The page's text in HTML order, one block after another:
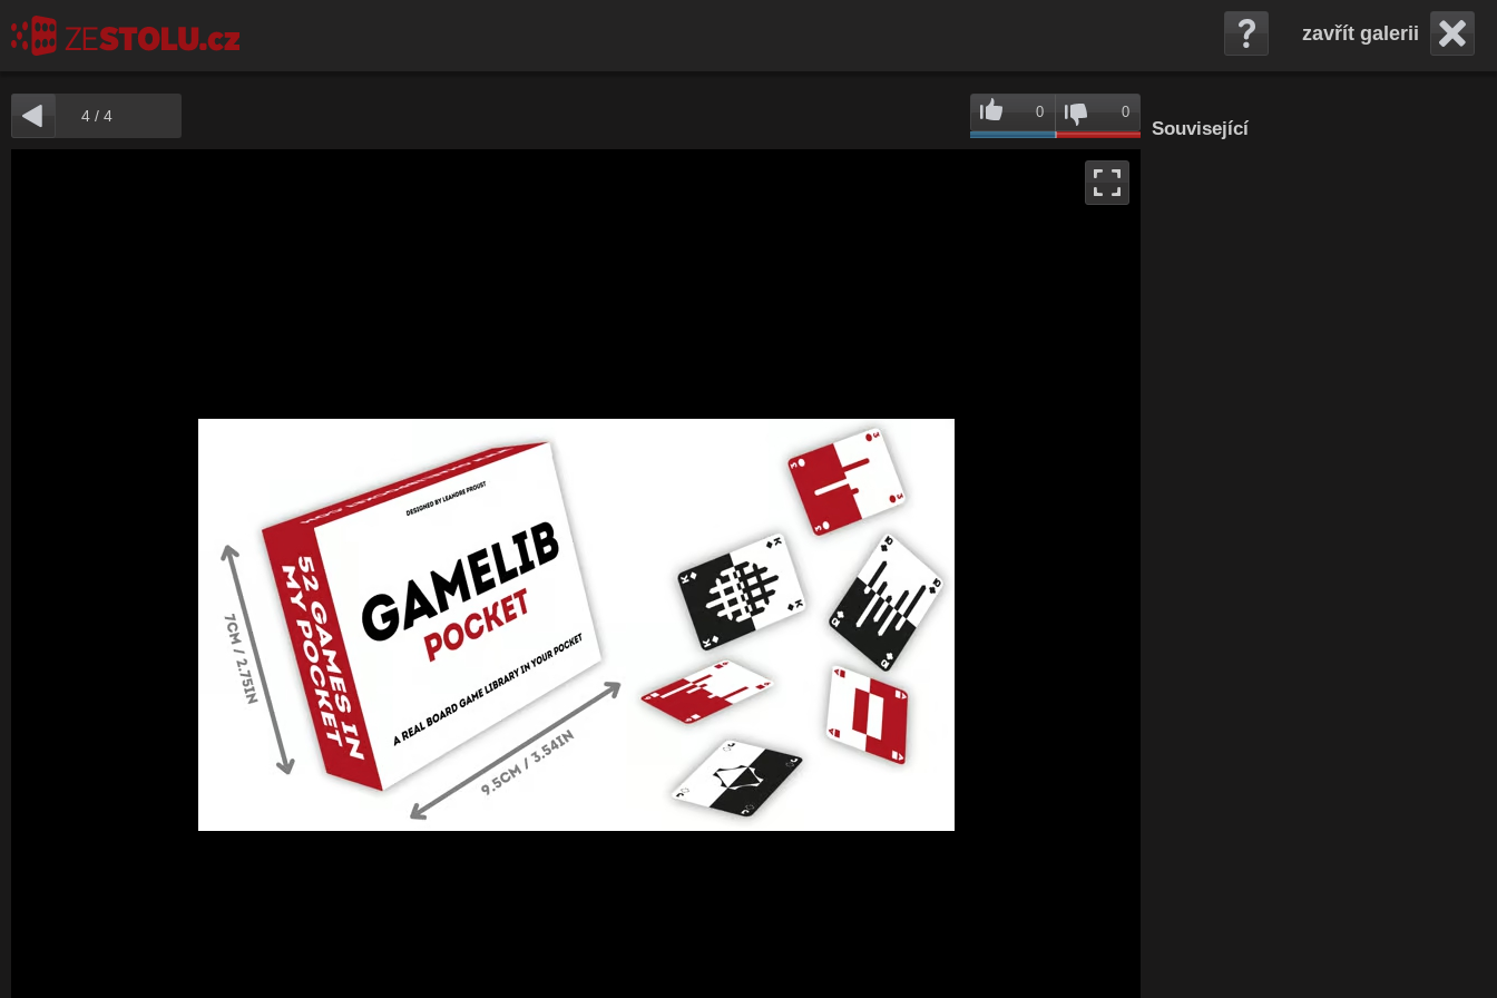
zavřít galerii
4/ 4 0 0
Související